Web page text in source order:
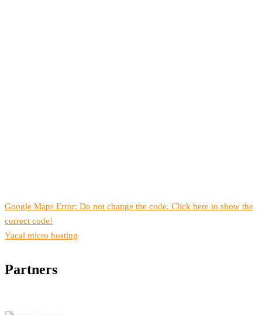
Google Maps Error: Do not change the code. Click here to show the
correct code!
Yacal micro hosting
Partners